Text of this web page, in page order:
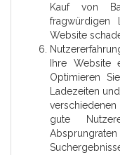
Kauf von
fragwürdigen
Website
Ihre Website
Optimieren
Ladezeiten
gute